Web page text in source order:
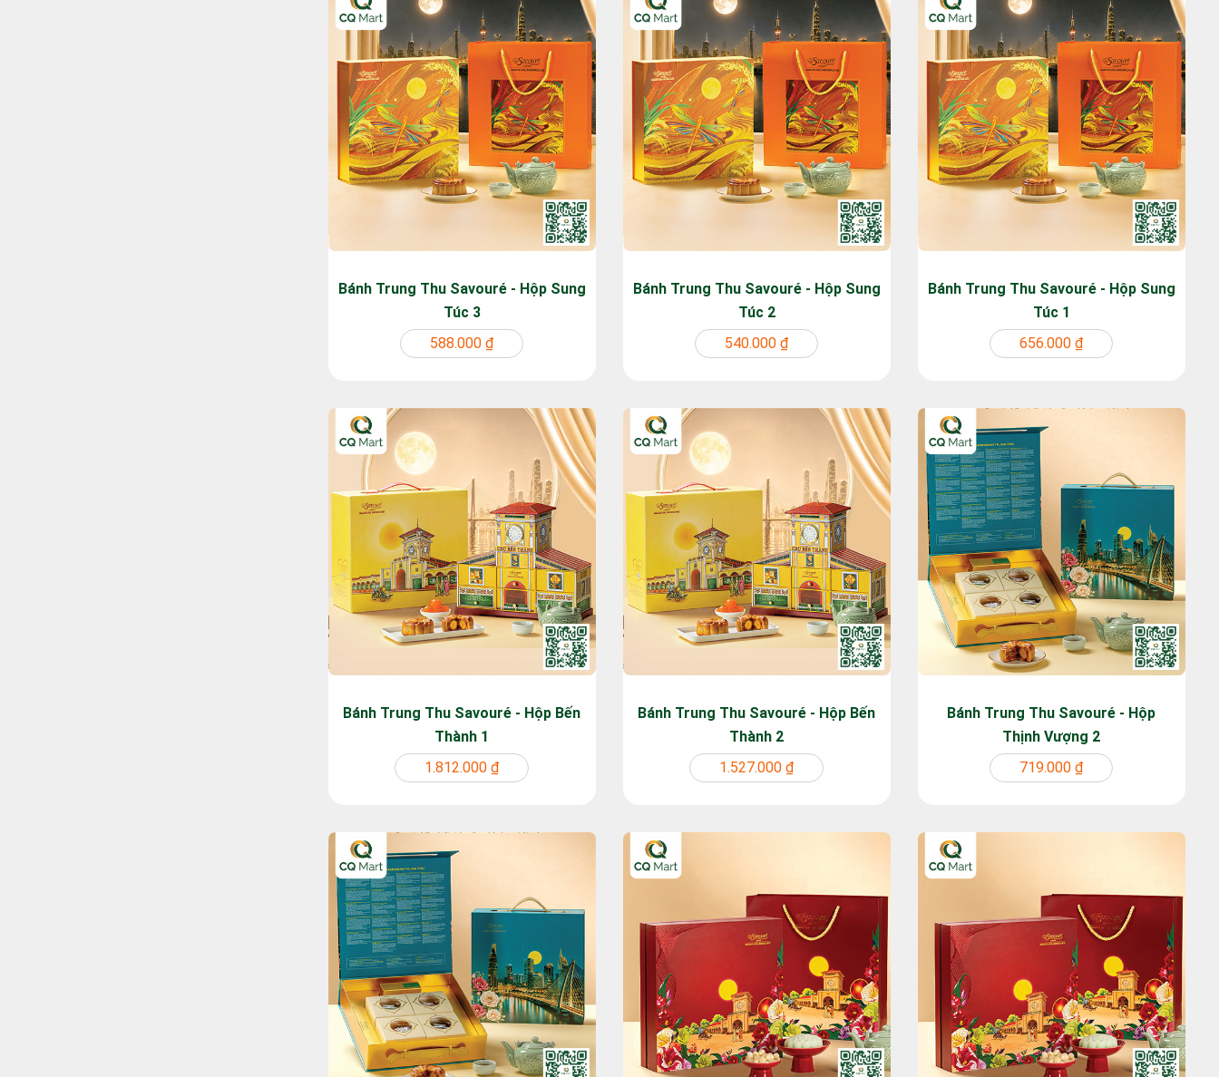
Bánh Trung Thu Savouré - Hộp Sung
Túc 3
588.000 ₫
Bánh Trung Thu Savouré - Hộp Sung
Túc 2
540.000 ₫
Bánh Trung Thu Savouré - Hộp Sung
Túc 1
656.000 ₫
Bánh Trung Thu Savouré - Hộp Bến
Thành 1
1.812.000 ₫
Bánh Trung Thu Savouré - Hộp Bến
Thành 2
1.527.000 ₫
Bánh Trung Thu Savouré - Hộp
Thịnh Vượng 2
719.000 ₫